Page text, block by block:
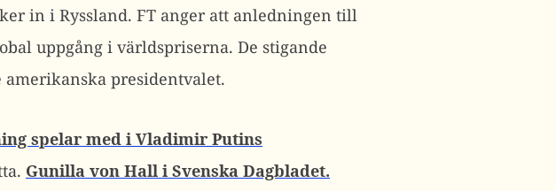
in i Ryssland. FT anger att anledningen till
uppgång i världspriserna. De stigande
presidentvalet.
spelar med i Vladimir Putins
Gunilla von Hall i Svenska Dagbladet.